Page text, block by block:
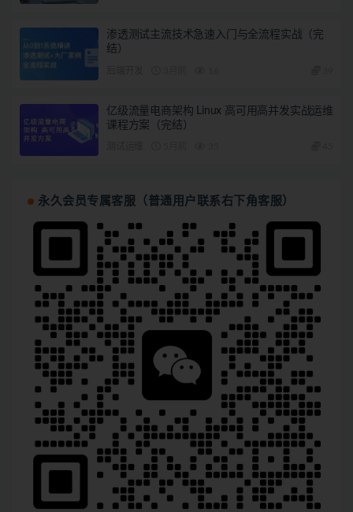
渗透测试主流技术急速入门与全流程实战（完
结）
亿级流量电商架构 Linux 高可用高并发实战运维
课程方案（完结）
永久会员专属客服（普通用户联系右下角客服）